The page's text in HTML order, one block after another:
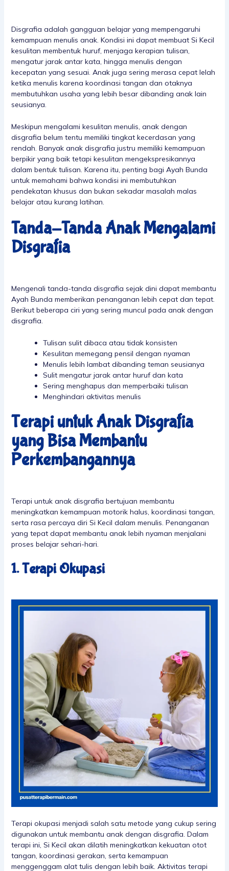
Disgrafia adalah gangguan belajar yang mempengaruhi
kemampuan menulis anak. Kondisi ini dapat membuat Si Kecil
kesulitan membentuk huruf, menjaga kerapian tulisan,
mengatur jarak antar kata, hingga menulis dengan
kecepatan yang sesuai. Anak juga sering merasa cepat lelah
ketika menulis karena koordinasi tangan dan otaknya
membutuhkan usaha yang lebih besar dibanding anak lain
seusianya.
Meskipun mengalami kesulitan menulis, anak dengan
disgrafia belum tentu memiliki tingkat kecerdasan yang
rendah. Banyak anak disgrafia justru memiliki kemampuan
berpikir yang baik tetapi kesulitan mengekspresikannya
dalam bentuk tulisan. Karena itu, penting bagi Ayah Bunda
untuk memahami bahwa kondisi ini membutuhkan
pendekatan khusus dan bukan sekadar masalah malas
belajar atau kurang latihan.
Tanda-Tanda Anak Mengalami
Disgrafia
Mengenali tanda-tanda disgrafia sejak dini dapat membantu
Ayah Bunda memberikan penanganan lebih cepat dan tepat.
Berikut beberapa ciri yang sering muncul pada anak dengan
disgrafia.
Tulisan sulit dibaca atau tidak konsisten
Kesulitan memegang pensil dengan nyaman
Menulis lebih lambat dibanding teman seusianya
Sulit mengatur jarak antar huruf dan kata
Sering menghapus dan memperbaiki tulisan
Menghindari aktivitas menulis
Terapi untuk Anak Disgrafia
yang Bisa Membantu
Perkembangannya
Terapi untuk anak disgrafia bertujuan membantu
meningkatkan kemampuan motorik halus, koordinasi tangan,
serta rasa percaya diri Si Kecil dalam menulis. Penanganan
yang tepat dapat membantu anak lebih nyaman menjalani
proses belajar sehari-hari.
1. Terapi Okupasi
Terapi okupasi menjadi salah satu metode yang cukup sering
digunakan untuk membantu anak dengan disgrafia. Dalam
terapi ini, Si Kecil akan dilatih meningkatkan kekuatan otot
tangan, koordinasi gerakan, serta kemampuan
menggenggam alat tulis dengan lebih baik. Aktivitas terapi